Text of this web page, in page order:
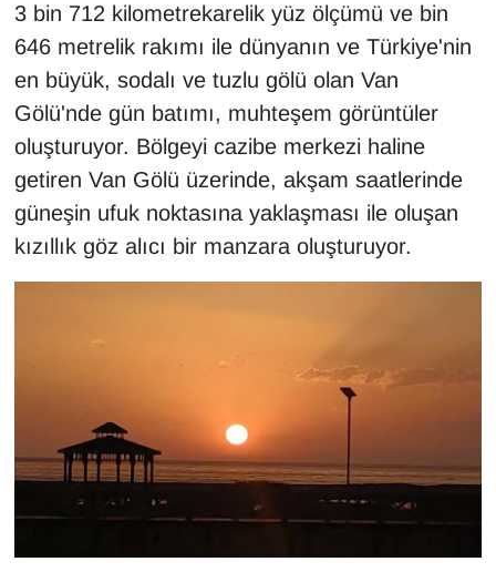
3 bin 712 kilometrekarelik yüz ölçümü ve bin
646 metrelik rakımı ile dünyanın ve Türkiye'nin
en büyük, sodalı ve tuzlu gölü olan Van
Gölü'nde gün batımı, muhteşem görüntüler
oluşturuyor. Bölgeyi cazibe merkezi haline
getiren Van Gölü üzerinde, akşam saatlerinde
güneşin ufuk noktasına yaklaşması ile oluşan
kızıllık göz alıcı bir manzara oluşturuyor.
MEDYA
ONE EKONOMİ
POLİTİKA
Resmi İlanlar
Sinema - TV
SİYASET
SPOR